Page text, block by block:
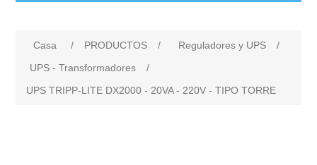
Casa / PRODUCTOS / Reguladores y UPS
/
UPS - Transformadores
/
UPS TRIPP-LITE DX2000 - 20VA - 220V - TIPO TORRE